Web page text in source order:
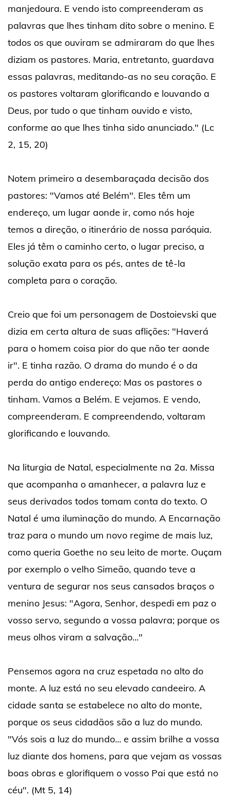
manjedoura. E vendo isto compreenderam as
palavras que lhes tinham dito sobre o menino. E
todos os que ouviram se admiraram do que lhes
diziam os pastores. Maria, entretanto, guardava
essas palavras, meditando-as no seu coração. E
os pastores voltaram glorificando e louvando a
Deus, por tudo o que tinham ouvido e visto,
conforme ao que lhes tinha sido anunciado." (Lc
2, 15, 20)
Notem primeiro a desembaraçada decisão dos
pastores: "Vamos até Belém". Eles têm um
endereço, um lugar aonde ir, como nós hoje
temos a direção, o itinerário de nossa paróquia.
Eles já têm o caminho certo, o lugar preciso, a
solução exata para os pés, antes de tê-la
completa para o coração.
Creio que foi um personagem de Dostoievski que
dizia em certa altura de suas aflições: "Haverá
para o homem coisa pior do que não ter aonde
ir". E tinha razão. O drama do mundo é o da
perda do antigo endereço: Mas os pastores o
tinham. Vamos a Belém. E vejamos. E vendo,
compreenderam. E compreendendo, voltaram
glorificando e louvando.
Na liturgia de Natal, especialmente na 2a. Missa
que acompanha o amanhecer, a palavra luz e
seus derivados todos tomam conta do texto. O
Natal é uma iluminação do mundo. A Encarnação
traz para o mundo um novo regime de mais luz,
como queria Goethe no seu leito de morte. Ouçam
por exemplo o velho Simeão, quando teve a
ventura de segurar nos seus cansados braços o
menino Jesus: "Agora, Senhor, despedi em paz o
vosso servo, segundo a vossa palavra; porque os
meus olhos viram a salvação..."
Pensemos agora na cruz espetada no alto do
monte. A luz está no seu elevado candeeiro. A
cidade santa se estabelece no alto do monte,
porque os seus cidadãos são a luz do mundo.
"Vós sois a luz do mundo... e assim brilhe a vossa
luz diante dos homens, para que vejam as vossas
boas obras e glorifiquem o vosso Pai que está no
céu". (Mt 5, 14)